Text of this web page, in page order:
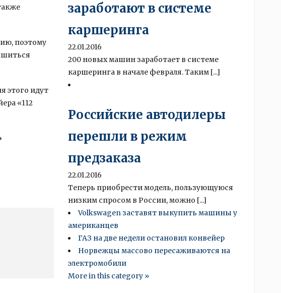
поэтому
этого идут
«112
заработают в системе
каршеринга
22.01.2016
200 новых машин заработает в системе
каршеринга в начале февраля. Таким [...]
Российские автодилеры
перешли в режим
предзаказа
22.01.2016
Теперь приобрести модель, пользующуюся
низким спросом в России, можно [...]
Volkswagen заставят выкупить машины у
американцев
ГАЗ на две недели остановил конвейер
Норвежцы массово пересаживаются на
электромобили
More in this category »